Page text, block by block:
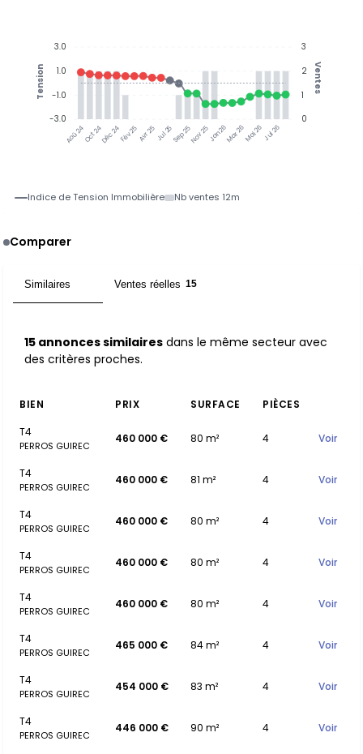
Aoû 24Oct 24Déc 24Fév 25Avr 25Jul 25Sep 25Nov 25Jan 26Mar 26Mai 26Jul 26
3
2
1
0
Ventes
3.0
1.0
-1.0
-3.0
Tension
Indice de Tension Immobilière Nb ventes 12m
Comparer
Similaires Ventes réelles 15
15 annonces similaires dans le même secteur avec
des critères proches.
BIEN PRIX SURFACE
PIÈCES
T4
PERROS GUIREC
460 000 € 80 m² 4 Voir
T4
PERROS GUIREC
460 000 € 81 m² 4 Voir
T4
PERROS GUIREC
460 000 € 80 m² 4 Voir
T4
PERROS GUIREC
460 000 € 80 m² 4 Voir
T4
PERROS GUIREC
460 000 € 80 m² 4 Voir
T4
PERROS GUIREC
465 000 € 84 m² 4 Voir
T4
PERROS GUIREC
454 000 € 83 m² 4 Voir
T4
PERROS GUIREC
446 000 € 90 m² 4 Voir